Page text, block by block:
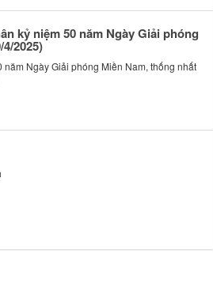
kỷ niệm 50 năm Ngày Giải phóng
2025)
Ngày Giải phóng Miền Nam, thống nhất